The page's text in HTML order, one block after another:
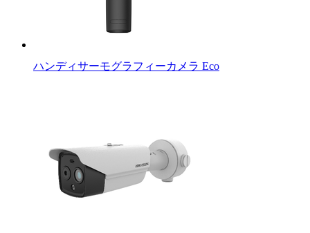
ハンディサーモグラフィーカメラ Eco